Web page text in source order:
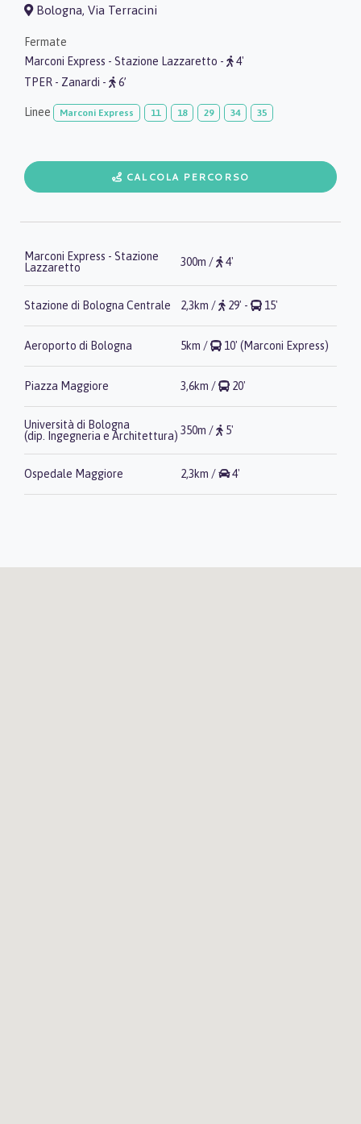
Bologna, Via Terracini
Fermate
Marconi Express - Stazione Lazzaretto -
4'
TPER - Zanardi -
6’
Linee Marconi Express 11 18 29 34 35
CALCOLA PERCORSO
Marconi Express - Stazione
Lazzaretto
300m / 4'
Stazione di Bologna Centrale 2,3km / 29' - 15'
Aeroporto di Bologna 5km / 10' (Marconi Express)
Piazza Maggiore 3,6km / 20'
Università di Bologna
(dip. Ingegneria e Architettura) 350m / 5'
Ospedale Maggiore 2,3km / 4'